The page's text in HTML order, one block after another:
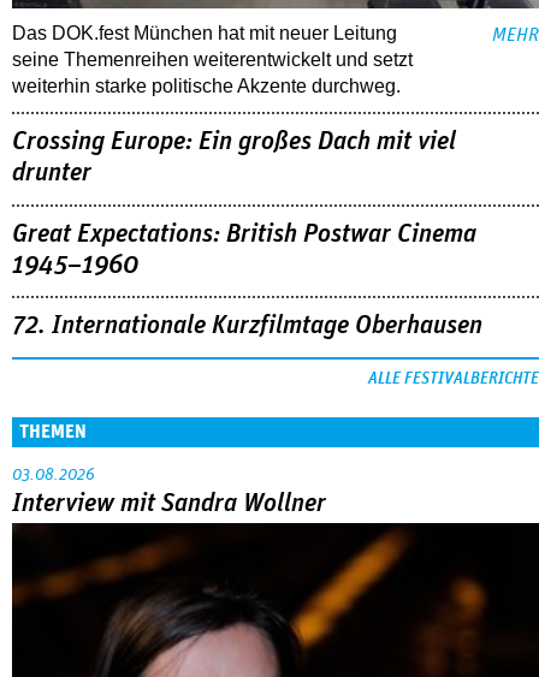
Das DOK.fest München hat mit neuer Leitung
seine Themenreihen weiterentwickelt und setzt
weiterhin starke politische Akzente durchweg.
MEHR
Crossing Europe: Ein großes Dach mit viel
drunter
Great Expectations: British Postwar Cinema
1945–1960
72. Internationale Kurzfilmtage Oberhausen
ALLE FESTIVALBERICHTE
THEMEN
03.08.2026
Interview mit Sandra Wollner